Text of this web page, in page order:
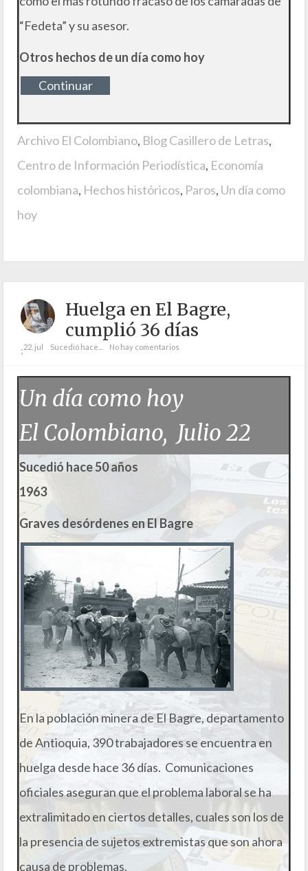
“Fedeta” y su asesor.
Otros hechos de un día como hoy
Continuar
Archivo El Colombiano, Blog Casillero de Letras,
Centro de Información Periodística, Economía
colombiana, Hechos históricos, Paros, Un día como
hoy
Huelga en El Bagre,
cumplió 36 días
;22. jul Sucedió hace... No hay comentarios
Un día como hoy
El Colombiano, Julio 22
Sucedió hace 50 años
1963
Graves desórdenes en El Bagre
En la población minera de El Bagre, departamento
de Antioquia, 390 trabajadores se encuentra en
huelga desde hace 36 días. Comunicaciones
oficiales aseguran que el problema laboral se ha
extralimitado en ciertos detalles, cuales son los de
la presencia de sujetos extremistas que son ahora
causa de problemas.